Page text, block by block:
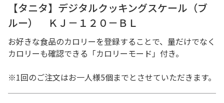
【タニタ】デジタルクッキングスケール（ブ
ルー） ＫＪ－１２０－ＢＬ
お好きな食品のカロリーを登録することで、量だけでなく
カロリーも確認できる「カロリーモード」付き。
※1回のご注文はお一人様5個までとさせていただきます。